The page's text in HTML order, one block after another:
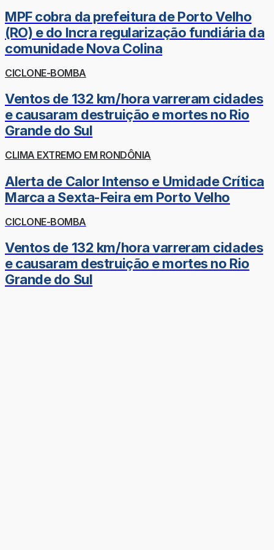
MPF cobra da prefeitura de Porto Velho
(RO) e do Incra regularização fundiária da
comunidade Nova Colina
CICLONE-BOMBA
Ventos de 132 km/hora varreram cidades
e causaram destruição e mortes no Rio
Grande do Sul
CLIMA EXTREMO EM RONDÔNIA
Alerta de Calor Intenso e Umidade Crítica
Marca a Sexta-Feira em Porto Velho
CICLONE-BOMBA
Ventos de 132 km/hora varreram cidades
e causaram destruição e mortes no Rio
Grande do Sul